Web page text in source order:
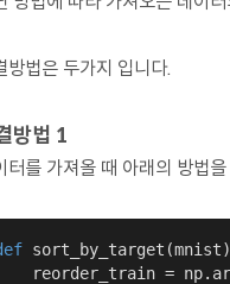
방법은 두가지 입니다.
방법 1
터를 가져올 때 아래의 방법
sort_by_target (mnist)
reorder_train =